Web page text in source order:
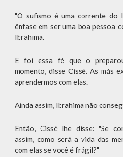
"O sufismo é uma corrente do
ênfase em ser uma boa pessoa
Ibrahima.
E foi essa fé que o
momento, disse Cissé. As más
aprendermos com elas.
Ainda assim, Ibrahima não
Então, Cissé lhe disse: "Se
assim, como será a vida das
com elas se você é frágil?"